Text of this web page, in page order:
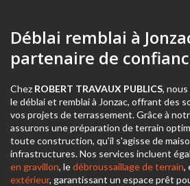
Déblai remblai à
partenaire de
Chez ROBERT TRAVAUX PUBLICS,
le déblai et remblai à Jonzac, offrant des
vos projets de terrassement. Grâce à
assurons une préparation de terrain
toute construction, qu'il s'agisse de
infrastructures. Nos services incluent
en gravillon, ledébroussaillage de terrain,
extérieur, garantissant un espace prêt